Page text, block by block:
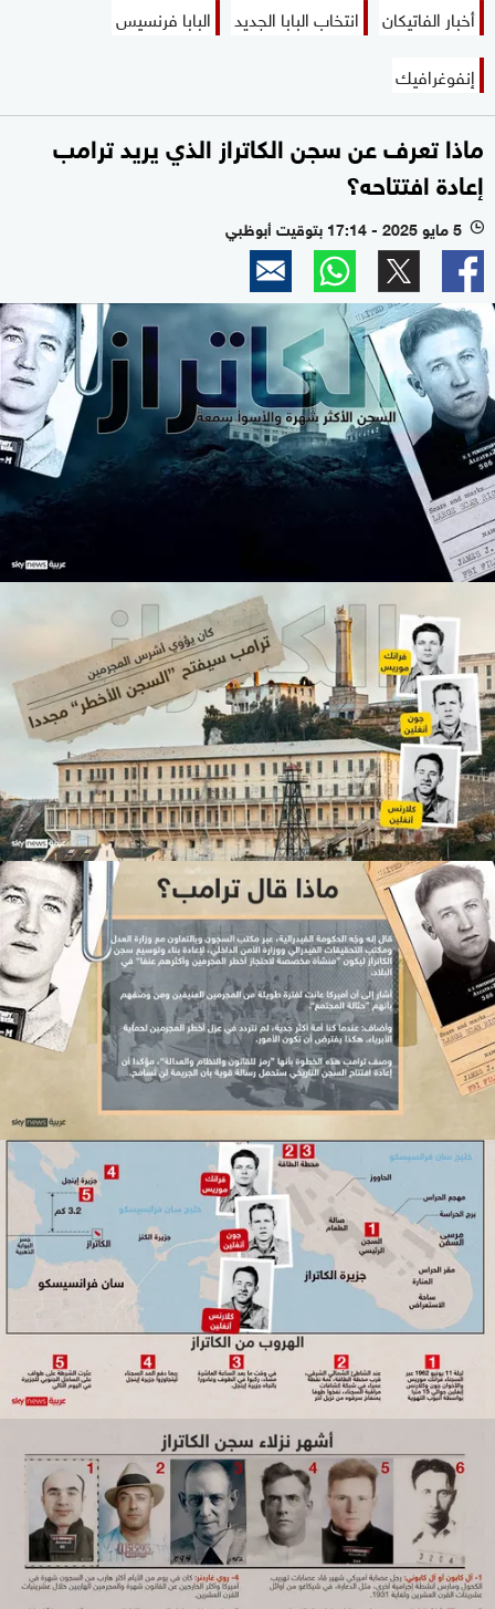
أخبار الفاتيكان انتخاب البابا الجديد
البابا فرنسيس
إنفوغرافيك
ماذا تعرف عن سجن الكاتراز الذي يريد ترامب
إعادة افتتاحه؟
l 5 مايو 2025 - 17:14 بتوقيت أبوظبي